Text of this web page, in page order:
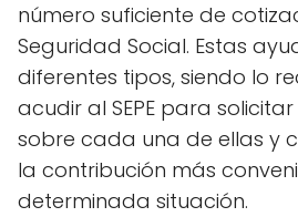
número suficiente de
Seguridad Social. Estas
diferentes tipos, siendo lo
acudir al SEPE para
sobre cada una de ellas y
la contribución más
determinada situación.